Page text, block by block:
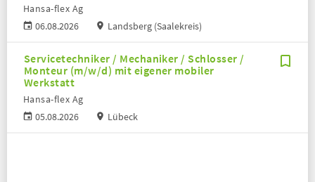
06.08.2026
Hansa-flex Ag
Landsberg (Saalekreis)
Servicetechniker / Mechaniker / Schlosser /
Monteur (m/w/d) mit eigener mobiler
Werkstatt
05.08.2026
Hansa-flex Ag
Lübeck